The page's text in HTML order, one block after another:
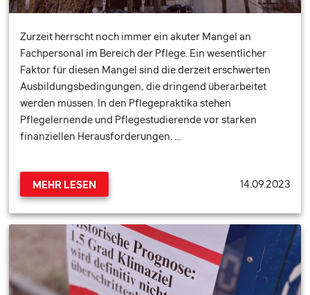
Zurzeit herrscht noch immer ein akuter Mangel an
Fachpersonal im Bereich der Pflege. Ein wesentlicher
Faktor für diesen Mangel sind die derzeit erschwerten
Ausbildungsbedingungen, die dringend überarbeitet
werden müssen. In den Pflegepraktika stehen
Pflegelernende und Pflegestudierende vor starken
finanziellen Herausforderungen. …
MEHR LESEN 14.09.2023